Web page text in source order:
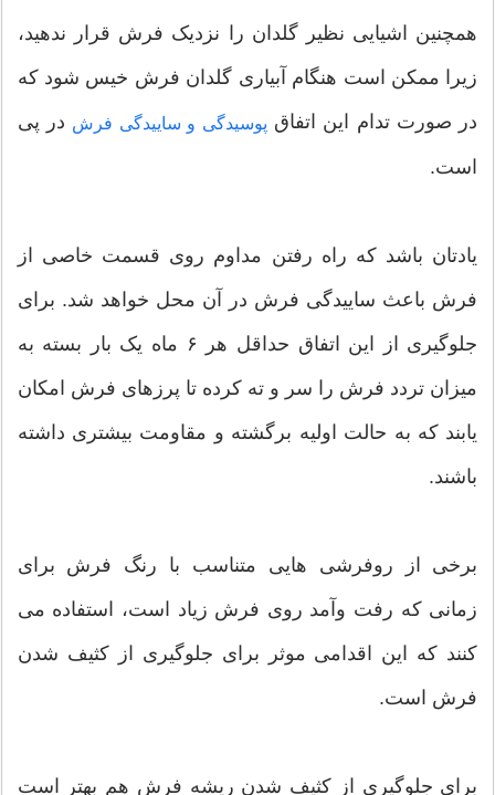
همچنین اشیایی نظیر گلدان را نزدیک فرش قرار ندهید،
زیرا ممکن است هنگام آبیاری گلدان فرش خیس شود که
در صورت تدام این اتفاق پوسیدگی و ساییدگی فرش در پی
است.
یادتان باشد که راه رفتن مداوم روی قسمت خاصی از
فرش باعث ساییدگی فرش در آن محل خواهد شد. برای
جلوگیری از این اتفاق حداقل هر ۶ ماه یک بار بسته به
میزان تردد فرش را سر و ته کرده تا پرزهای فرش امکان
یابند که به حالت اولیه برگشته و مقاومت بیشتری داشته
باشند.
برخی از روفرشی هایی متناسب با رنگ فرش برای
زمانی که رفت وآمد روی فرش زیاد است، استفاده می
کنند که این اقدامی موثر برای جلوگیری از کثیف شدن
فرش است.
برای جلوگیری از کثیف شدن ریشه فرش هم بهتر است